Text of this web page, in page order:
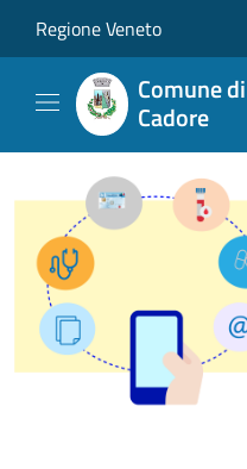
Regione Veneto
Comune
Cadore